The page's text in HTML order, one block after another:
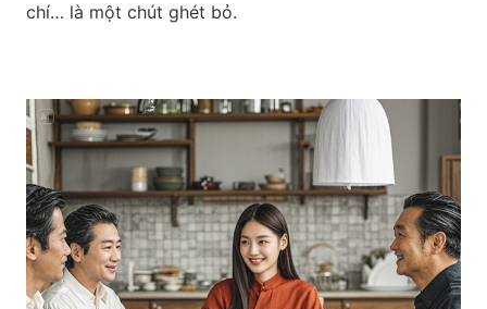
chí… là một chút ghét bỏ.